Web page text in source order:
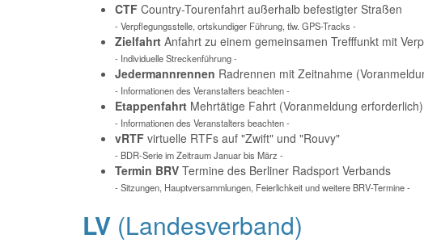
CTF Country-Tourenfahrt außerhalb befestigter Straßen
- Verpflegungsstelle, ortskundiger Führung, tlw. GPS-Tracks -
Zielfahrt Anfahrt zu einem gemeinsamen Trefffunkt mit
- Individuelle Streckenführung -
Jedermannrennen Radrennen mit Zeitnahme
- Informationen des Veranstalters beachten -
Etappenfahrt Mehrtätige Fahrt (Voranmeldung erforderlich)
- Informationen des Veranstalters beachten -
vRTF virtuelle RTFs auf "Zwift" und "Rouvy"
- BDR-Serie im Zeitraum Januar bis März -
Termin BRV Termine des Berliner Radsport Verbands
- Sitzungen, Hauptversammlungen, Feierlichkeit und weitere BRV-Termine -
LV (Landesverband)